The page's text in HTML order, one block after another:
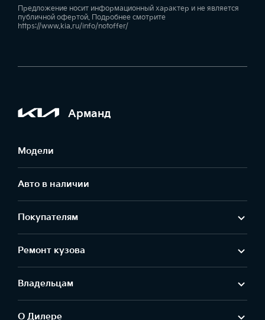
Предложение носит информационный характер и не является
публичной офертой. Подробнее смотрите
https://www.kia.ru/info/notoffer/
Арманд
Модели
Авто в наличии
Покупателям
Ремонт кузова
Владельцам
О Дилере